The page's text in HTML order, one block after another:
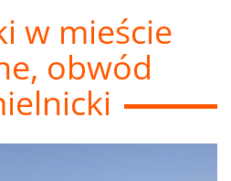
w mieście
obwód